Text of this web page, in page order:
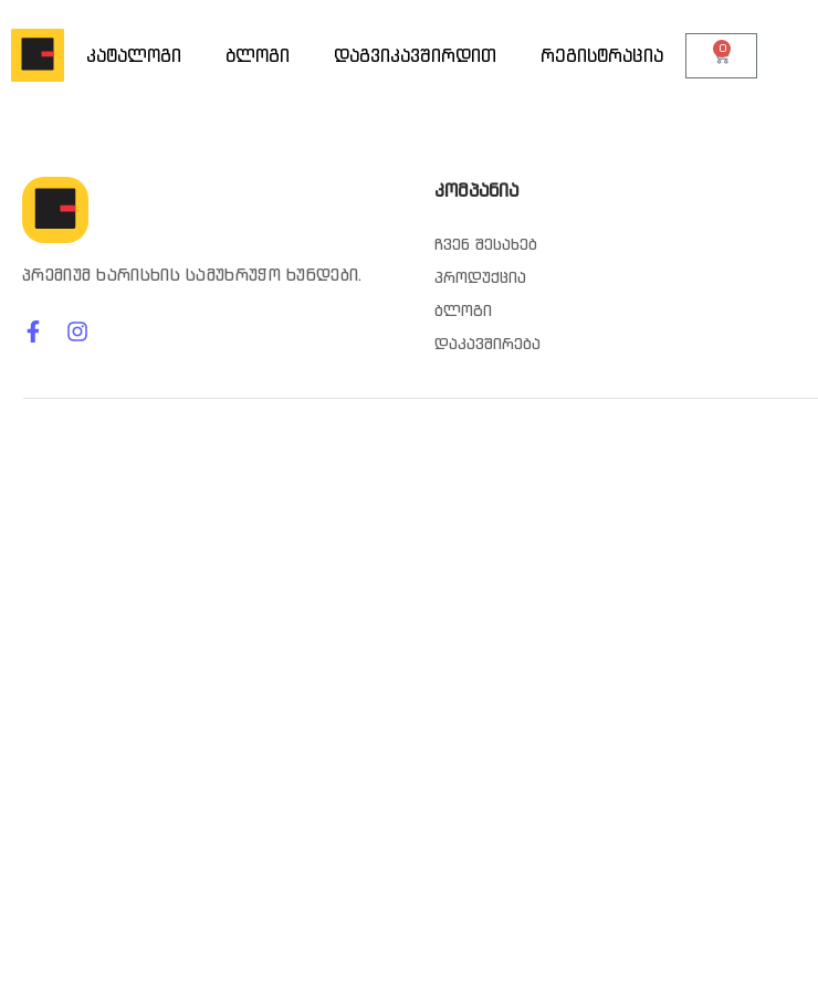
კატალოგი ბლოგი დაგვიკავშირდით რეგისტრაცია 0
პრემიუმ ხარისხის სამუხრუჭო ხუნდები.
კომპანია
ჩვენ შესახებ
პროდუქცია
ბლოგი
დაკავშირება